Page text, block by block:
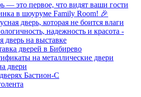
— это первое, что видят ваши гости
в шоуруме Family Room! 🎉
дверь, которая не боится влаги
надежность и красота -
дверь на выставке
дверей в Бибирево
на металлические двери
двери
Бастион-С